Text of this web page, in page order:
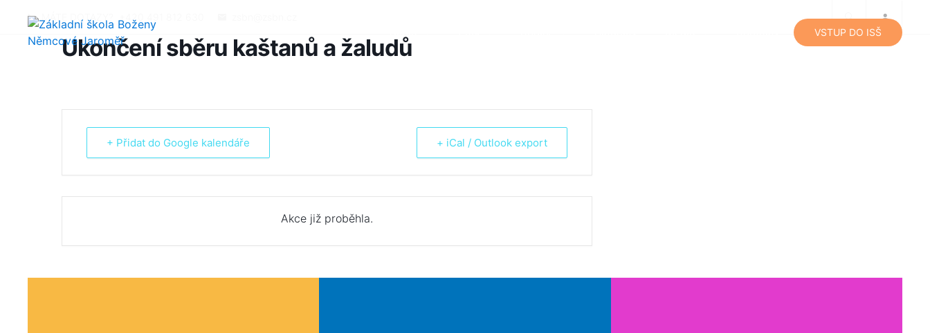
MÁTE DOTAZY? +420 491 812 630
VSTUP DO ISŠ
Ukončení sběru kaštanů a žaludů
+ Přidat do Google kalendáře + iCal / Outlook export
Akce již proběhla.